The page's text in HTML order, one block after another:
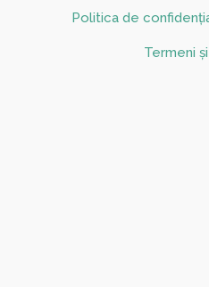
Politica de
Termeni